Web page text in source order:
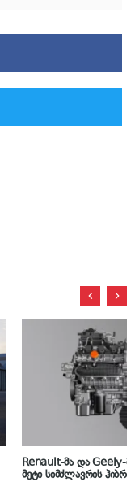
Renault-მა და Geely-მ
მეტი სიმძლავრის